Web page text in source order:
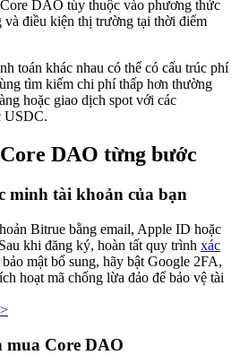
lý tài chính
tài chính hiện tại và thu nhập lâu dài
DAO tùy thuộc vào phương thức
và điều kiện thị trường tại thời điểm
toán khác nhau có thể có cấu trúc phí
tìm kiếm chi phí thấp hơn thường
hoặc giao dịch spot với các
USDC.
DAO từng bước
minh tài khoản của bạn
Bitrue bằng email, Apple ID hoặc
khi đăng ký, hoàn tất quy trình xác
mật bổ sung, hãy bật Google 2FA,
hoạt mã chống lừa đảo để bảo vệ tài
>
mua Core DAO